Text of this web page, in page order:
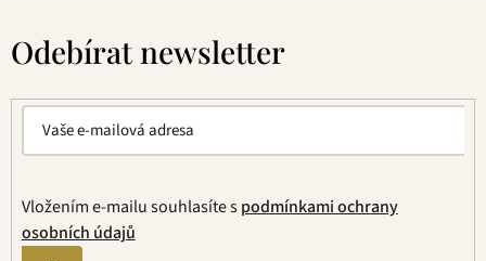
Odebírat newsletter
Vložením e-mailu souhlasíte spodmínkami ochrany
osobních údajů